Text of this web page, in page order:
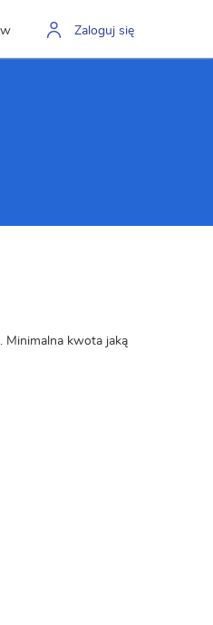
Zaloguj się
Minimalna kwota jaką